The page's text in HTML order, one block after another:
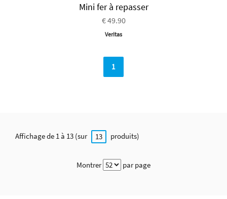
Mini fer à repasser
€ 49.90
Veritas
1
Affichage de 1 à 13 (sur 13 produits)
Montrer par page